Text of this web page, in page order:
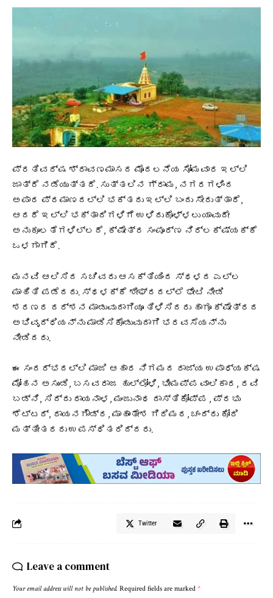
ಪ್ರತಿವರ್ಷ ಶ್ರಾವಣಮಾಸದ ಮೊದಲನೆಯ ಸೋಮವಾರ ಇಲ್ಲಿ
ಜಾತ್ರೆ ನಡೆಯುತ್ತದೆ. ಸುತ್ತಲಿನ ಗ್ರಾಮ, ನಗರಗಳಿಂದ
ಅಪಾರ ಪ್ರಮಾಣದಲ್ಲಿ ಭಕ್ತರು ಇಲ್ಲಿ ಬಂದು ಸೇರುತ್ತಾರೆ,
ಆದರೆ ಇಲ್ಲಿ ಭಕ್ತಾದಿಗಳಿಗೆ ಉಳಿದುಕೊಳ್ಳಲು ಯಾವುದೇ
ಅನುಕೂಲತೆಗಳಿಲ್ಲದೆ, ಕ್ಷೇತ್ರ ಸಂಪೂರ್ಣ ನಿರ್ಲಕ್ಷ್ಯಕ್ಕೆ
ಒಳಗಾಗಿದೆ.
ಮನವಿ ಆಲಿಸಿದ ಸಚಿವರು ಆಸಕ್ತಿಯಿಂದ ಸ್ಥಳದ ಎಲ್ಲ
ಮಾಹಿತಿ ಪಡೆದರು. ಸ್ಥಳಕ್ಕೆ ಶೀಘ್ರದಲ್ಲೆ ಭೇಟಿ ನೀಡಿ
ಶರಣರ ದರ್ಶನ ಮಾಡುವುದಾಗಿಯೂ ತಿಳಿಸಿದರು ಹಾಗೂ ಕ್ಷೇತ್ರದ
ಅಭಿವೃದ್ಧಿಯನ್ನು ಮಾಡಿಸಿಕೊಡುವುದಾಗಿ ಭರವಸೆಯನ್ನು
ನೀಡಿದರು.
ಈ ಸಂದರ್ಭದಲ್ಲಿ ಮಾಜಿ ಆಹಾರ ನಿಗಮದ ರಾಜ್ಯ ಉಪಾಧ್ಯಕ್ಷ
ಮೋಹನ ಅಸುಂಡಿ, ಬಸವರಾಜ ಹುಲ್ಲೋಳಿ, ಭೀಮಪ್ಪ ವಾಲಿಕಾರ, ರವಿ
ಬಡ್ನಿ, ಸಿದ್ದು ರಾಯನಾಳ, ಮಂಜುನಾಥ ದಾಸ್ತಿಕೋಪ್ಪ , ಪ್ರಭು
ಶೆಟ್ಟರ್, ರಾಯನಗೌಡ್ರ, ಮಾಹಾಂತೇಶ ಗಿರಿಮಠ, ಚಂದ್ರು ಕೋರಿ
ಮತ್ತೀತರರು ಉಪಸ್ಥಿತರಿದ್ದರು.
Twitter
Leave a comment
Your email address will not be published. Required fields are marked *